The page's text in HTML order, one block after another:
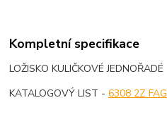
Kompletní specifikace
LOŽISKO KULIČKOVÉ JEDNOŘADÉ
KATALOGOVÝ LIST -6308 2Z FAG